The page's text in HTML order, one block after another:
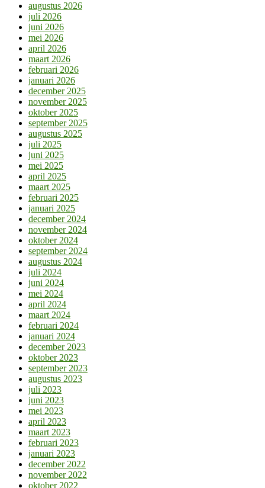
augustus 2026
juli 2026
juni 2026
mei 2026
april 2026
maart 2026
februari 2026
januari 2026
december 2025
november 2025
oktober 2025
september 2025
augustus 2025
juli 2025
juni 2025
mei 2025
april 2025
maart 2025
februari 2025
januari 2025
december 2024
november 2024
oktober 2024
september 2024
augustus 2024
juli 2024
juni 2024
mei 2024
april 2024
maart 2024
februari 2024
januari 2024
december 2023
oktober 2023
september 2023
augustus 2023
juli 2023
juni 2023
mei 2023
april 2023
maart 2023
februari 2023
januari 2023
december 2022
november 2022
oktober 2022